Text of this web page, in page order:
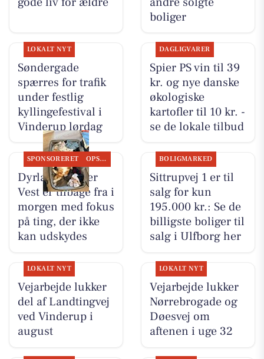
boliger
LOKALT NYT
Søndergade
spærres for trafik
under festlig
kyllingefestival i
Vinderup lørdag
DAGLIGVARER
Spier PS vin til 39
kr. og nye danske
økologiske
kartofler til 10 kr. -
se de lokale tilbud
SPONSORERET OPSLAGSTAVLEN
Dyrlæge Center
Vest er tilbage fra i
morgen med fokus
på ting, der ikke
kan udskydes
BOLIGMARKED
Sittrupvej 1 er til
salg for kun
195.000 kr.: Se de
billigste boliger til
salg i Ulfborg her
LOKALT NYT
Vejarbejde lukker
del af Landtingvej
ved Vinderup i
august
LOKALT NYT
Vejarbejde lukker
Nørrebrogade og
Døesvej om
aftenen i uge 32